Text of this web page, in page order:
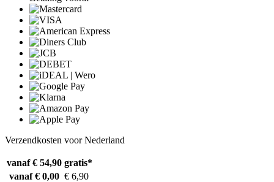
Verzendkosten voor Nederland
vanaf € 54,90 gratis*
vanaf € 0,00 € 6,90